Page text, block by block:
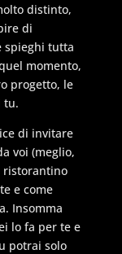
distinto,
di
spieghi tutta
momento,
progetto, le
tu.
di invitare
voi (meglio,
ristorantino
e come
Insomma
lo fa per te e
potrai solo